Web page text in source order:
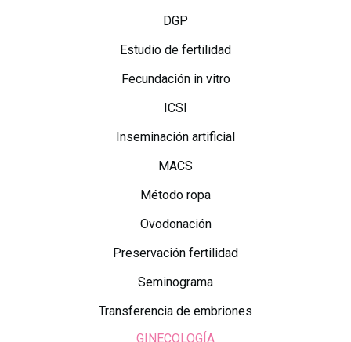
DGP
Estudio de fertilidad
Fecundación in vitro
ICSI
Inseminación artificial
MACS
Método ropa
Ovodonación
Preservación fertilidad
Seminograma
Transferencia de embriones
GINECOLOGÍA